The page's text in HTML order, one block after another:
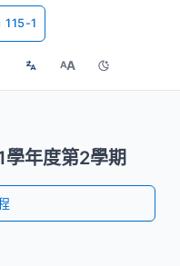
115-1
AA
年度第2學期